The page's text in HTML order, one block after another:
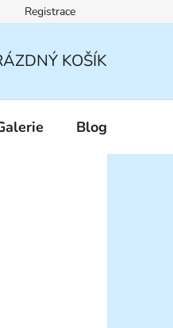
slev
Registrace
KOŠÍK
Blog